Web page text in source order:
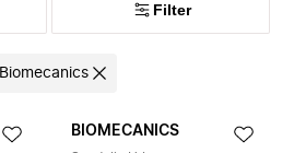
Filter
Biomecanics
BIOMECANICS